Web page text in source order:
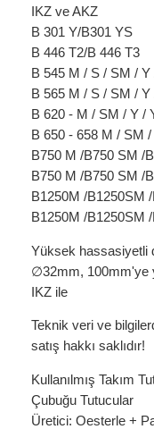
IKZ ve AKZ
B 301 Y/B301 YS
B 446 T2/B 446 T3
B 545 M / S / SM / Y
B 565 M / S / SM / Y
B 620 - M / SM / Y /
B 650 - 658 M / SM
B750 M /B750 SM /
B750 M /B750 SM /
B1250M /B1250SM
B1250M /B1250SM
Yüksek hassasiyetli
∅32mm, 100mm'ye
IKZ ile
Teknik veri ve
satış hakkı saklıdır!
Kullanılmış Takım
Çubuğu Tutucular
Üretici: Oesterle +